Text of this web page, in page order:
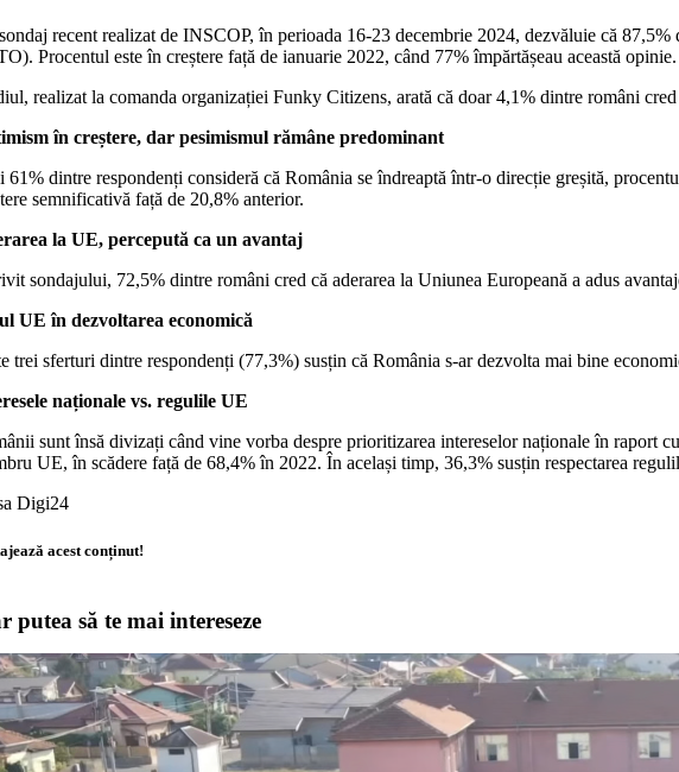
recent realizat de INSCOP, în perioada 16-23 decembrie 2024, dezvăluie că
Procentul este în creștere față de ianuarie 2022, când 77% împărtășeau această opinie.
realizat la comanda organizației Funky Citizens, arată că doar 4,1% dintre români
în creștere, dar pesimismul rămâne predominant
61% dintre respondenți consideră că România se îndreaptă într-o direcție greșită,
semnificativă față de 20,8% anterior.
la UE, percepută ca un avantaj
sondajului, 72,5% dintre români cred că aderarea la Uniunea Europeană a adus
UE în dezvoltarea economică
trei sferturi dintre respondenți (77,3%) susțin că România s-ar dezvolta mai bine
naționale vs. regulile UE
sunt însă divizați când vine vorba despre prioritizarea intereselor naționale în raport
UE, în scădere față de 68,4% în 2022. În același timp, 36,3% susțin respectarea
Digi24
acest conținut!
putea să te mai intereseze